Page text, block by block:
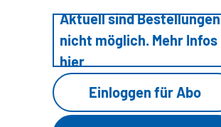
Aktuell sind Bestellungen
nicht möglich. Mehr Infos
hier
Einloggen für Abo